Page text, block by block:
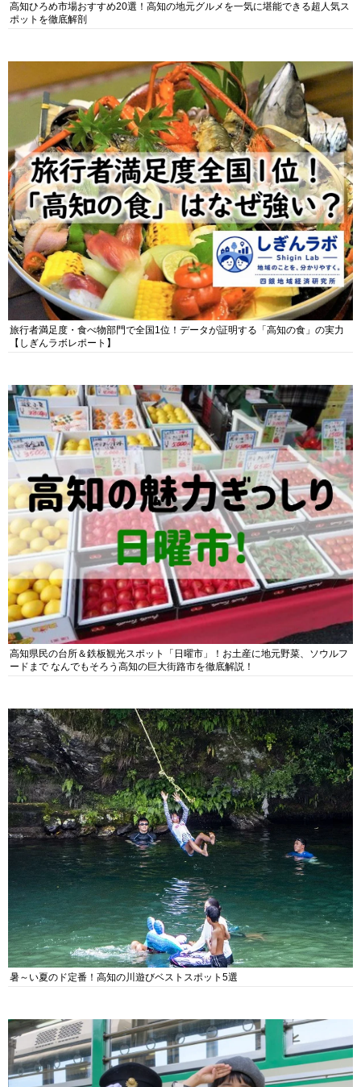
高知ひろめ市場おすすめ20選！高知の地元グルメを一気に堪能できる超人気ス
ポットを徹底解剖
旅行者満足度・食べ物部門で全国1位！データが証明する「高知の食」の実力
【しぎんラボレポート】
高知県民の台所＆鉄板観光スポット「日曜市」！お土産に地元野菜、ソウルフ
ードまで なんでもそろう高知の巨大街路市を徹底解説！
暑～い夏のド定番！高知の川遊びベストスポット5選